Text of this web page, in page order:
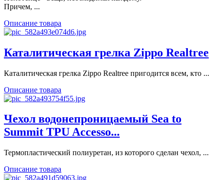
Причем, ...
Описание товара
Каталитическая грелка Zippo Realtree
Каталитическая грелка Zippo Realtree пригодится всем, кто ...
Описание товара
Чехол водонепроницаемый Sea to
Summit TPU Accesso...
Термопластический полиуретан, из которого сделан чехол, ...
Описание товара